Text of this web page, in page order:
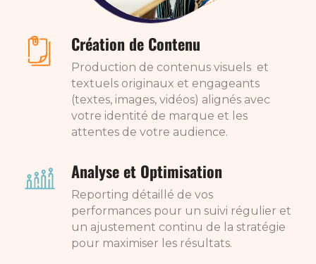
Création de Contenu
Production de contenus visuels et
textuels originaux et engageants
(textes, images, vidéos) alignés avec
votre identité de marque et les
attentes de votre audience.
Analyse et Optimisation
Reporting détaillé de vos
performances pour un suivi régulier et
un ajustement continu de la stratégie
pour maximiser les résultats.